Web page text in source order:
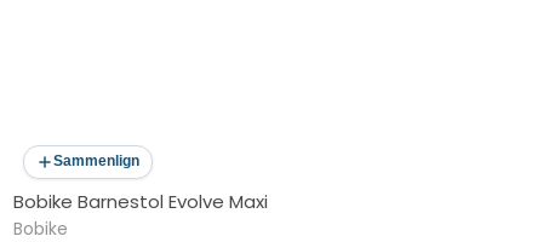
Sammenlign
Bobike Barnestol Evolve Maxi
Bobike